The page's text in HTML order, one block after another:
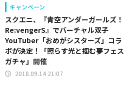
キャンペーン
スクエニ、『青空アンダーガールズ！
Re:vengerS』でバーチャル双子
YouTuber「おめがシスターズ」コラ
ボが決定！「照らす光と掴む夢フェス
ガチャ」開催
2018.09.14 21:07